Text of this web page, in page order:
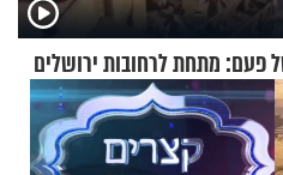
מתחת לרחובות ירושלים